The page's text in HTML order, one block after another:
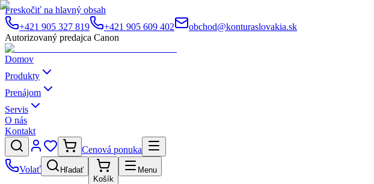
Preskočiť na hlavný obsah
+421 905 327 819
+421 905 609 402
obchod@konturaslovakia.sk
Autorizovaný predajca Canon
Domov
Produkty
Prenájom
Servis
O nás
Kontakt
Cenová ponuka
Volať
Hľadať
Košík
Menu